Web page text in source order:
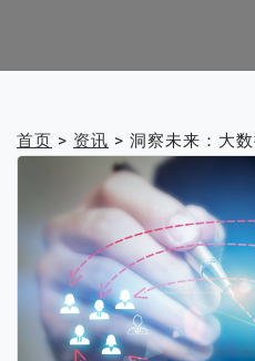
首页 > 资讯 > 洞察未来：大